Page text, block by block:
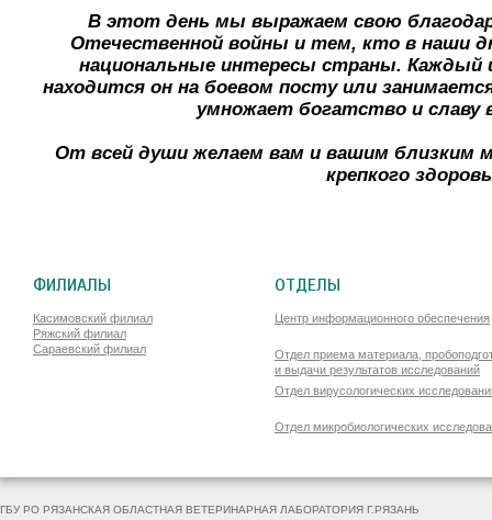
В этот день мы выражаем свою
Отечественной войны и тем, кто в наши
национальные интересы страны. Каждый
находится он на боевом посту или
умножает богатство и славу
От всей души желаем вам и вашим близким
крепкого
ФИЛИАЛЫ
Касимовский филиал
Ряжский филиал
Сараевский филиал
ОТДЕЛЫ
Центр информационного обеспечения
Отдел приема материала,
и выдачи результатов исследований
Отдел вирусологических
Отдел микробиологических
ГБУ РО РЯЗАНСКАЯ ОБЛАСТНАЯ ВЕТЕРИНАРНАЯ ЛАБОРАТОРИЯ Г.РЯЗАНЬ